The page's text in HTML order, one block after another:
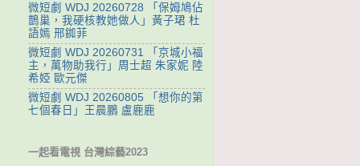
微短劇 WDJ 20260728 「保姆鳩佔
鵲巢，我硬核教她做人」黃子珺 杜
語嫣 邢銣菲
微短劇 WDJ 20260731 「京城小福
主，萬物助我行」周士超 朱家妮 陸
希婭 歐元傑
微短劇 WDJ 20260805 「想你的第
七個春日」王晨鵬 盧鹿鹿
一起看電視 台灣綜藝2023